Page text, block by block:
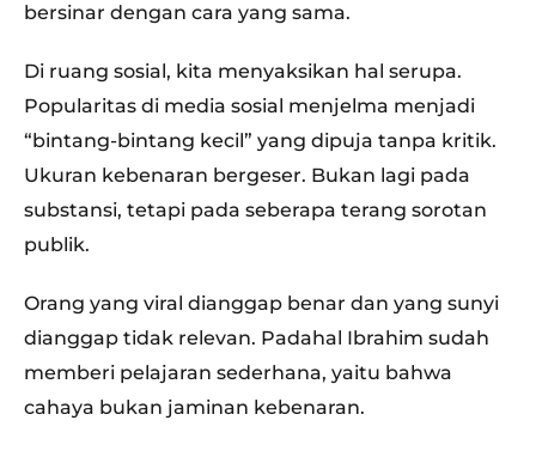
bersinar dengan cara yang sama.
Di ruang sosial, kita menyaksikan hal serupa.
Popularitas di media sosial menjelma menjadi
“bintang-bintang kecil” yang dipuja tanpa kritik.
Ukuran kebenaran bergeser. Bukan lagi pada
substansi, tetapi pada seberapa terang sorotan
publik.
Orang yang viral dianggap benar dan yang sunyi
dianggap tidak relevan. Padahal Ibrahim sudah
memberi pelajaran sederhana, yaitu bahwa
cahaya bukan jaminan kebenaran.